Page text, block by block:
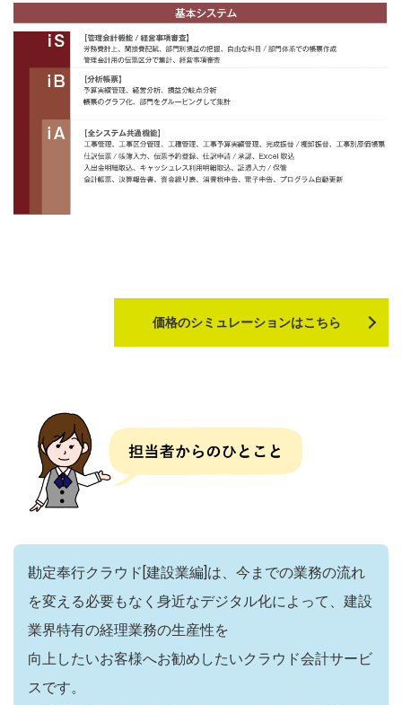
価格のシミュレーションはこちら
勘定奉行クラウド[建設業編]は、今までの業務の流れ
を変える必要もなく身近なデジタル化によって、建設
業界特有の経理業務の生産性を
向上したいお客様へお勧めしたいクラウド会計サービ
スです。